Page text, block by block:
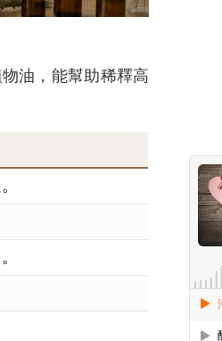
油，能幫助稀釋高